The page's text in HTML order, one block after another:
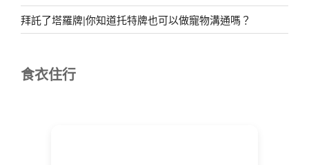
拜託了塔羅牌|你知道托特牌也可以做寵物溝通嗎？
食衣住行